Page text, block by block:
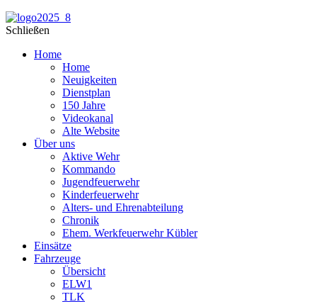
Schließen
Home
Home
Neuigkeiten
Dienstplan
150 Jahre
Videokanal
Alte Website
Über uns
Aktive Wehr
Kommando
Jugendfeuerwehr
Kinderfeuerwehr
Alters- und Ehrenabteilung
Chronik
Ehem. Werkfeuerwehr Kübler
Einsätze
Fahrzeuge
Übersicht
ELW1
TLK